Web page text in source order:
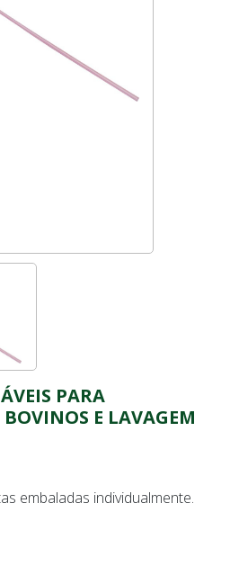
PARA
E LAVAGEM
embaladas individualmente.